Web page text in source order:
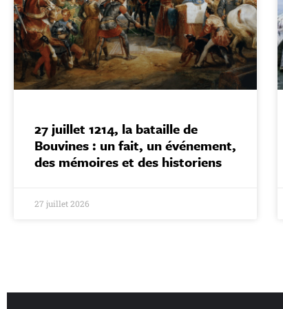
27 juillet 1214, la bataille de
Bouvines : un fait, un événement,
des mémoires et des historiens
27 juillet 2026